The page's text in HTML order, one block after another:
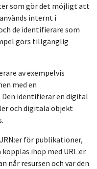
som gör det möjligt att
internt i
de identifierare som
görs tillgänglig
av exempelvis
med en
identifierar en digital
och digitala objekt
för publikationer,
ihop med URL:er.
når resursen och var den